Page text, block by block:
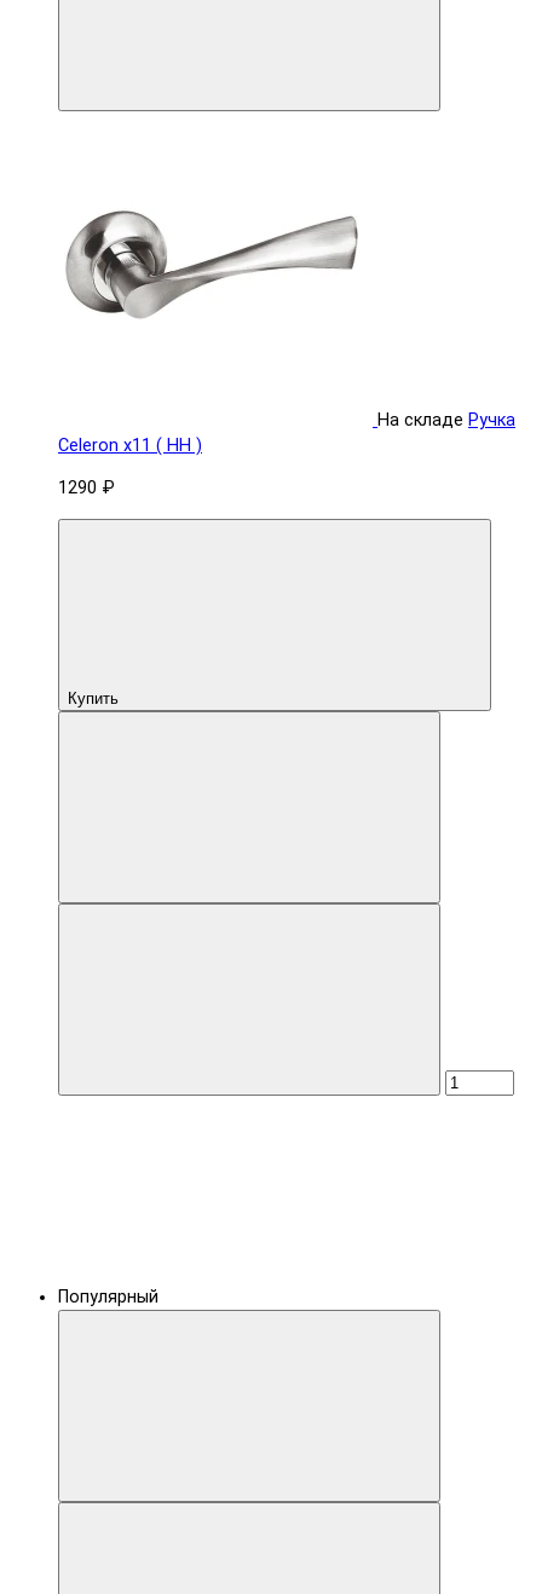
На складе Ручка
Celeron x11 ( HH )
1290 ₽
Купить
Популярный